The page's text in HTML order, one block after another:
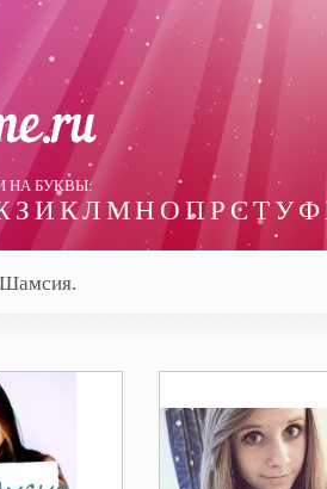
НА БУКВЫ:
З И КЛ МН О ПР С ТУ Ф